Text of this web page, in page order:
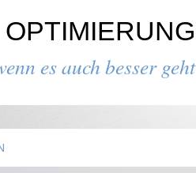
OPTIMIER­UNG
es auch besser geht